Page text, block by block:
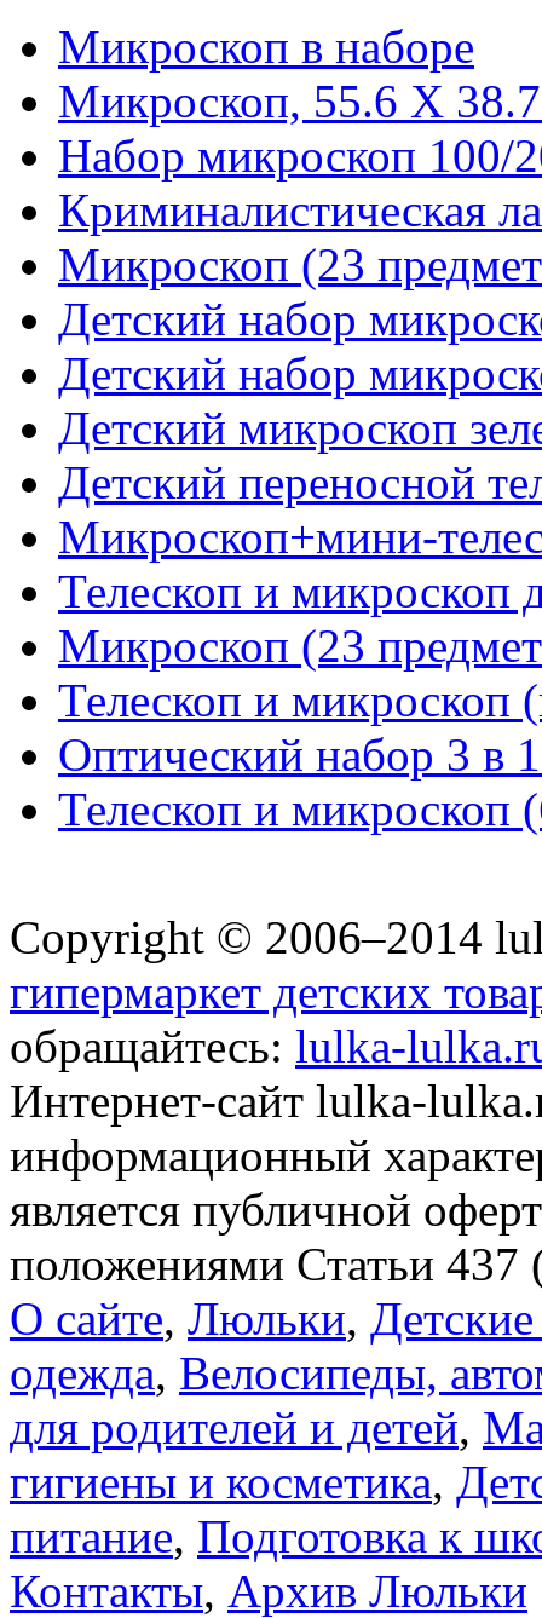
Микроскоп в наборе
Микроскоп, 55.6 X
Набор микроскоп 100/
Криминалистическая
Микроскоп (23
Детский набор
Детский набор
Детский микроскоп
Детский переносной
Микроскоп+мини-
Телескоп и микроскоп
Микроскоп (23
Телескоп и микроскоп
Оптический набор 3 в
Телескоп и микроскоп
Copyright © 2006–2014
гипермаркет детских
обращайтесь: lulka-
Интернет-сайт lulka-
информационный
является публичной
положениями Статьи
О сайте, Люльки,
одежда, Велосипеды,
для родителей и детей,
гигиены и косметика,
питание, Подготовка к
Контакты, Архив Люльки